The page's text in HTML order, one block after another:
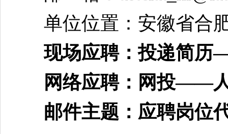
单位位置：安徽省合
现场应聘：投递简
网络应聘：网投——
邮件主题：应聘岗位